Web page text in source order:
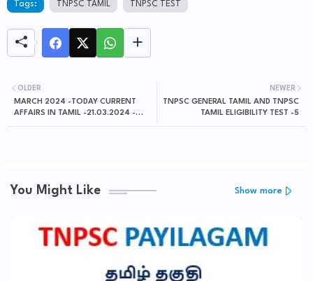
Tags: TNPSC TAMIL TNPSC TEST
NEWER
TNPSC GENERAL TAMIL AND TNPSC
TAMIL ELIGIBILITY TEST -5
OLDER
MARCH 2024 -TODAY CURRENT
AFFAIRS IN TAMIL -21.03.2024 -
You Might Like Show more